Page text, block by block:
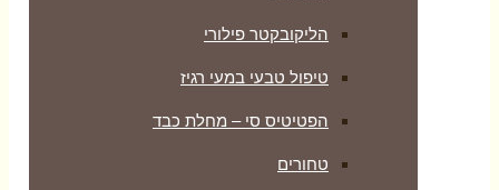
הליקובקטר פילורי
טיפול טבעי במעי רגיז
הפטיטיס סי – מחלת כבד
טחורים